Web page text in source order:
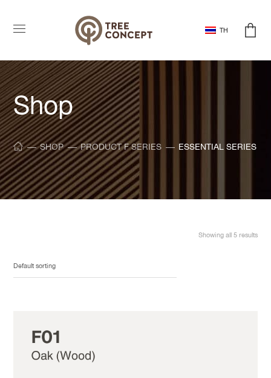
TH
Shop
SHOP PRODUCT F SERIES ESSENTIAL SERIES
Showing all 5 results